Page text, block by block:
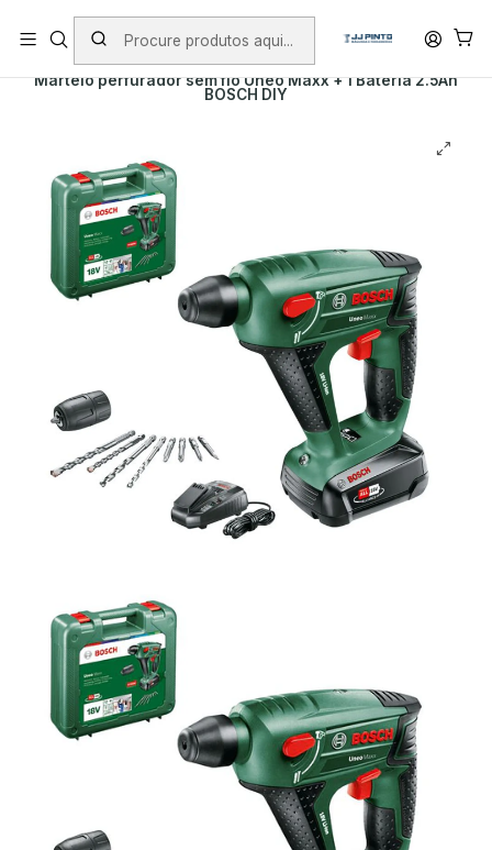
PORTES INCLUÍDOS EM ENCOMENDAS +75€ (excepto ilhas)
Início PRODUTOS
FERRAMENTAS BRICOLAGE
Martelo perfurador sem fio Uneo Maxx + 1 Bateria 2.5Ah
BOSCH DIY